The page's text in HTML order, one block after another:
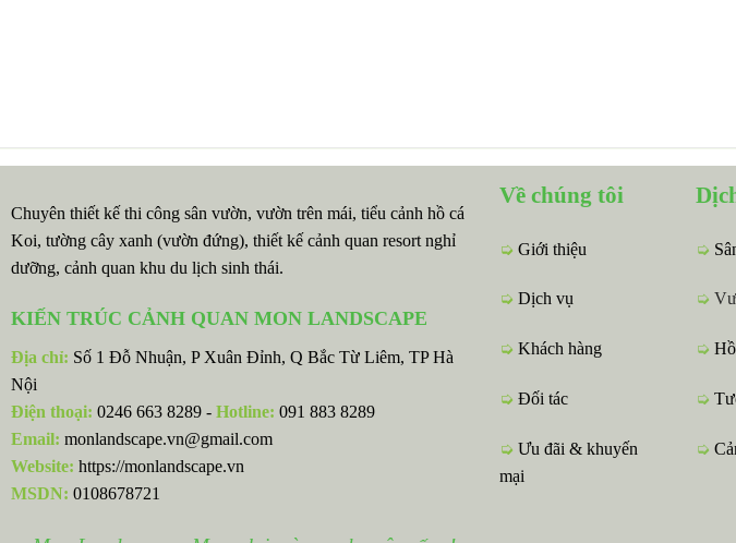
Chuyên thiết kế thi công sân vườn, vườn trên mái, tiểu cảnh hồ cá
Koi, tường cây xanh (vườn đứng), thiết kế cảnh quan resort nghỉ
dưỡng, cảnh quan khu du lịch sinh thái.
KIẾN TRÚC CẢNH QUAN MON LANDSCAPE
Địa chỉ: Số 1 Đỗ Nhuận, P Xuân Đỉnh, Q Bắc Từ Liêm, TP Hà
Nội
Điện thoại: 0246 663 8289 - Hotline: 091 883 8289
Email: monlandscape.vn@gmail.com
Website: https://monlandscape.vn
MSDN: 0108678721
Về chúng tôi
➭ Giới thiệu
➭ Dịch vụ
➭ Khách hàng
➭ Đối tác
➭ Ưu đãi & khuyến
mại
➭
➭
➭
➭
➭